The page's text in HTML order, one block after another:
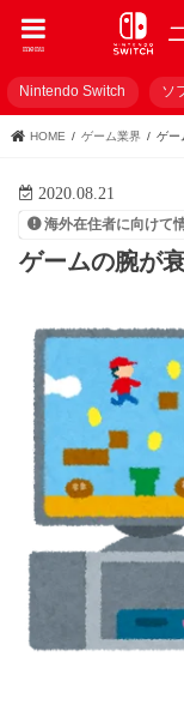
menu
Nintendo Switch ソ
HOME ゲーム業界 ゲー
2020.08.21
海外在住者に向けて
ゲームの腕が